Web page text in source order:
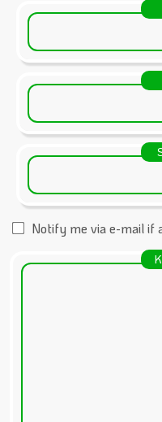
Notify me via e-mail if